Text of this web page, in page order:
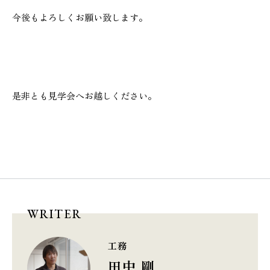
今後もよろしくお願い致します。
是非とも見学会へお越しください。
WRITER
工務
田中 剛